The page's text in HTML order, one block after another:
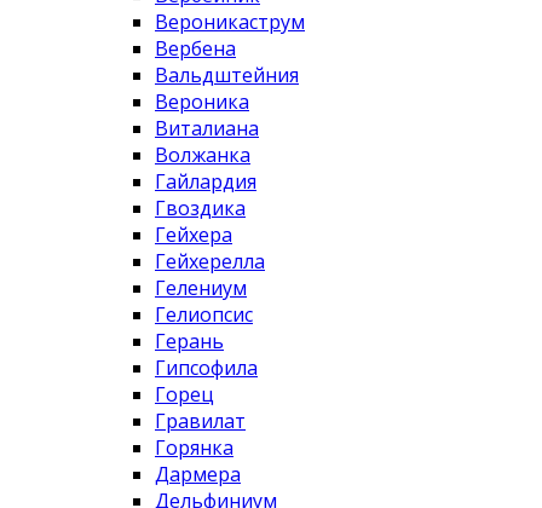
Вероникаструм
Вербена
Вальдштейния
Вероника
Виталиана
Волжанка
Гайлардия
Гвоздика
Гейхера
Гейхерелла
Гелениум
Гелиопсис
Герань
Гипсофила
Горец
Гравилат
Горянка
Дармера
Дельфиниум